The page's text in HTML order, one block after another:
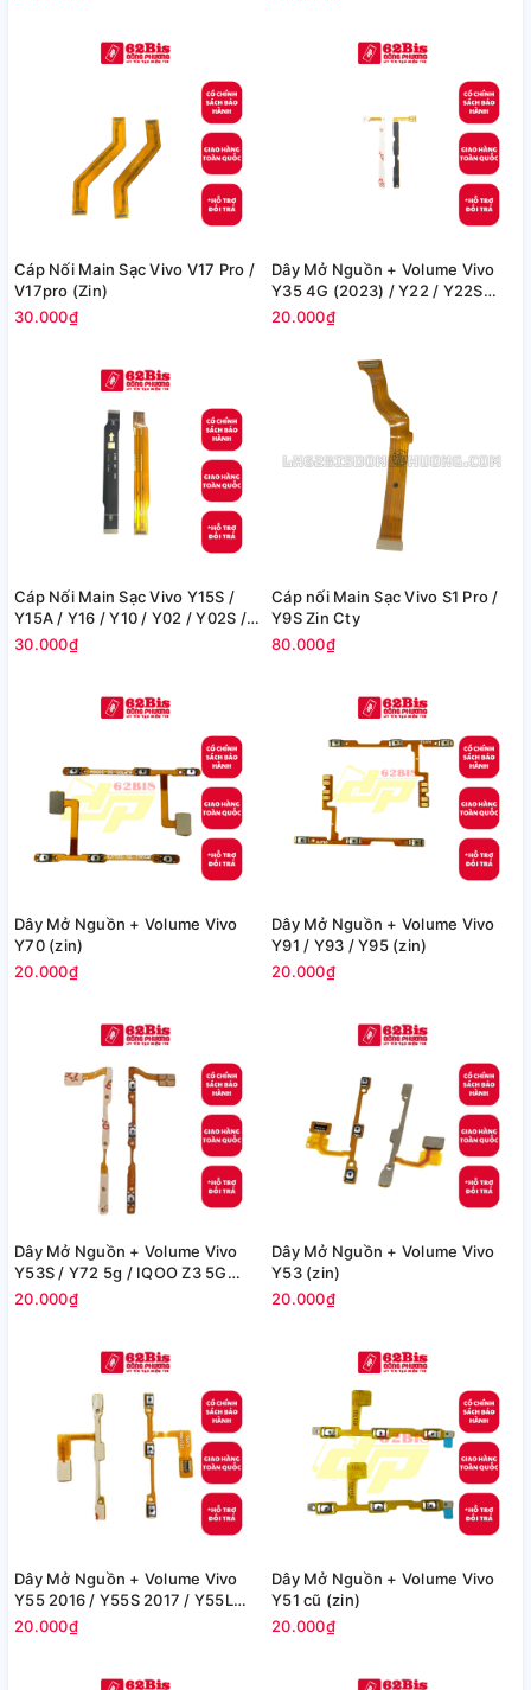
Cáp Nối Main Sạc Vivo V17 Pro /
V17pro (Zin)
30.000₫
Dây Mở Nguồn + Volume Vivo
Y35 4G (2023) / Y22 / Y22S
(Zin)
20.000₫
Cáp Nối Main Sạc Vivo Y15S /
Y15A / Y16 / Y10 / Y02 / Y02S /
Y01 (Zin)
30.000₫
Cáp nối Main Sạc Vivo S1 Pro /
Y9S Zin Cty
80.000₫
Dây Mở Nguồn + Volume Vivo
Y70 (zin)
20.000₫
Dây Mở Nguồn + Volume Vivo
Y91 / Y93 / Y95 (zin)
20.000₫
Dây Mở Nguồn + Volume Vivo
Y53S / Y72 5g / IQOO Z3 5G
(zin)
20.000₫
Dây Mở Nguồn + Volume Vivo
Y53 (zin)
20.000₫
Dây Mở Nguồn + Volume Vivo
Y55 2016 / Y55S 2017 / Y55L
(zin)
20.000₫
Dây Mở Nguồn + Volume Vivo
Y51 cũ (zin)
20.000₫